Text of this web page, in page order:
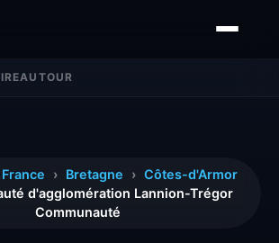
AUTOUR
France › Bretagne › Côtes-d'Armor
d'agglomération Lannion-Trégor
Communauté